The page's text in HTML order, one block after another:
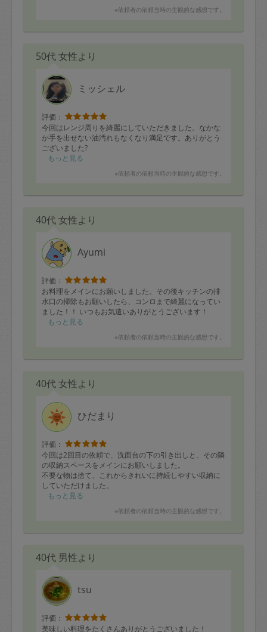
※依頼者の依頼当時の主観的な感想です。
50代 女性より
ミッシェル
評価：
今回はレンジ周りを綺麗にしていただきました。なかな
か手を出せない油汚れもなくなり満足です。ありがとう
ございました?
もっと見る
※依頼者の依頼当時の主観的な感想です。
40代 女性より
Ayumi
評価：
お料理をメインにお願いしました。その後キッチンの排
水口の掃除もお願いしたら、コンロまで綺麗になってい
ました！！ いつもお気遣いありがとうございます！
もっと見る
※依頼者の依頼当時の主観的な感想です。
40代 女性より
ひだまり
評価：
今回は2回目の依頼で、洗面台の下の引き出しと、その隣
の収納スペースをメインにお願いしました。
不要な物は捨て、これからきれいに持続しやすい収納に
していただけました。
2枠でしたので、時間があれば、ダイニングの収納家具の
ず、途中ですが、方向性が見えたので、これから少しず
主人の車用品が玄関と収納棚にあり、こちらもまとめて
と思っているので、またお願い出来ればと思います。
長時間、本当にありがとうございました。
もっと見る
※依頼者の依頼当時の主観的な感想です。
40代 男性より
tsu
評価：
美味しい料理をたくさんありがとうございました！